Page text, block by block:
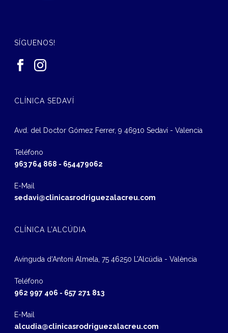
SÍGUENOS!
CLÍNICA SEDAVÍ
Avd. del Doctor Gómez Ferrer, 9 46910 Sedaví - Valencia
Teléfono
963 764 868 - 654479062
E-Mail
sedavi@clinicasrodriguezalacreu.com
CLÍNICA L’ALCÚDIA
Avinguda d‘Antoni Almela, 75 46250 L’Alcúdia - València
Teléfono
962 997 406 - 657 271 813
E-Mail
alcudia@clinicasrodriguezalacreu.com